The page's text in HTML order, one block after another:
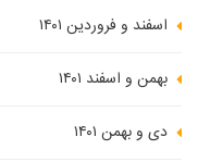
اسفند و فروردین ۱۴۰۱
بهمن و اسفند ۱۴۰۱
دی و بهمن ۱۴۰۱